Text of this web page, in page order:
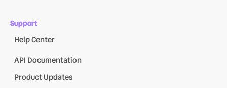
Support
Help Center
API Documentation
Product Updates